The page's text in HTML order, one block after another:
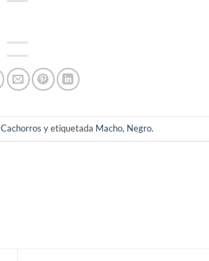
Cachorros y etiquetada Macho, Negro.